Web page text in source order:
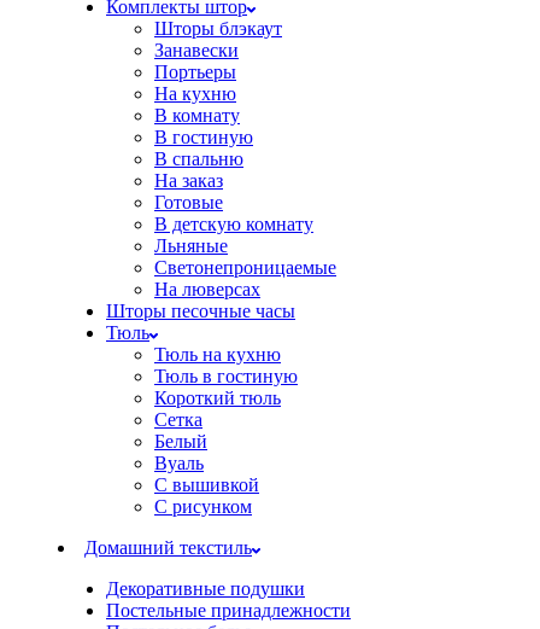
Комплекты штор
Шторы блэкаут
Занавески
Портьеры
На кухню
В комнату
В гостиную
В спальню
На заказ
Готовые
В детскую комнату
Льняные
Светонепроницаемые
На люверсах
Шторы песочные часы
Тюль
Тюль на кухню
Тюль в гостиную
Короткий тюль
Сетка
Белый
Вуаль
С вышивкой
С рисунком
Домашний текстиль
Декоративные подушки
Постельные принадлежности